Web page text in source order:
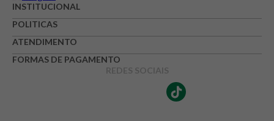
INSTITUCIONAL
POLITICAS
ATENDIMENTO
FORMAS DE PAGAMENTO
REDES SOCIAIS